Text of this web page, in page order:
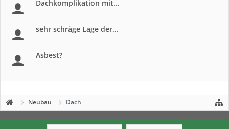
Dachkomplikation mit...
sehr schräge Lage der...
Asbest?
Neubau Dach